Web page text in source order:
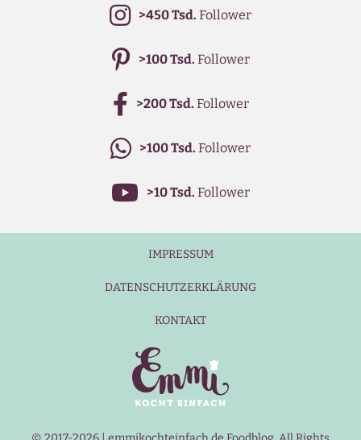
>450 Tsd. Follower
>100 Tsd. Follower
>200 Tsd. Follower
>100 Tsd. Follower
>10 Tsd. Follower
IMPRESSUM
DATENSCHUTZERKLÄRUNG
KONTAKT